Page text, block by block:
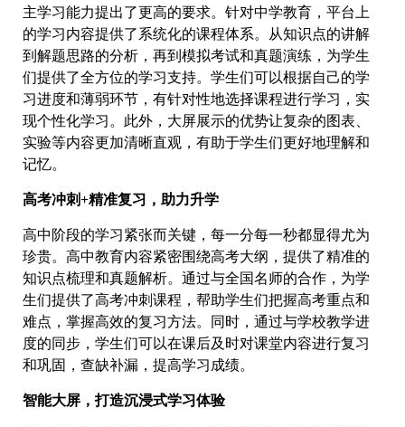
主学习能力提出了更高的要求。针对中学教育，平台上
的学习内容提供了系统化的课程体系。从知识点的讲解
到解题思路的分析，再到模拟考试和真题演练，为学生
们提供了全方位的学习支持。学生们可以根据自己的学
习进度和薄弱环节，有针对性地选择课程进行学习，实
现个性化学习。此外，大屏展示的优势让复杂的图表、
实验等内容更加清晰直观，有助于学生们更好地理解和
记忆。
高考冲刺+精准复习，助力升学
高中阶段的学习紧张而关键，每一分每一秒都显得尤为
珍贵。高中教育内容紧密围绕高考大纲，提供了精准的
知识点梳理和真题解析。通过与全国名师的合作，为学
生们提供了高考冲刺课程，帮助学生们把握高考重点和
难点，掌握高效的复习方法。同时，通过与学校教学进
度的同步，学生们可以在课后及时对课堂内容进行复习
和巩固，查缺补漏，提高学习成绩。
智能大屏，打造沉浸式学习体验